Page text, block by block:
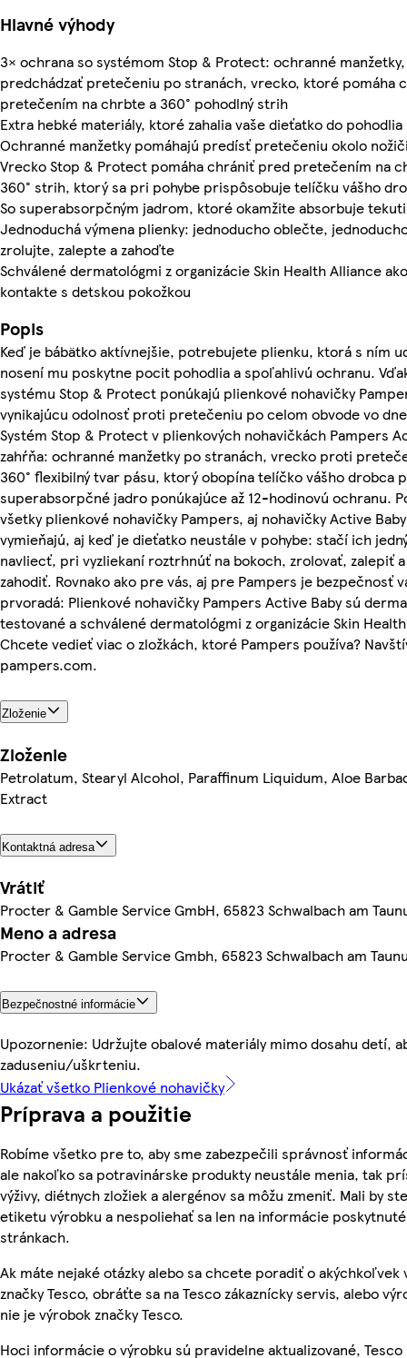
Hlavné výhody
3× ochrana so systémom Stop & Protect: ochranné
predchádzať pretečeniu po stranách, vrecko, ktoré pomáha
pretečením na chrbte a 360° pohodlný strih
Extra hebké materiály, ktoré zahalia vaše dieťatko do pohodlia
Ochranné manžetky pomáhajú predísť pretečeniu okolo
Vrecko Stop & Protect pomáha chrániť pred pretečením na
360° strih, ktorý sa pri pohybe prispôsobuje telíčku vášho
So superabsorpčným jadrom, ktoré okamžite absorbuje
Jednoduchá výmena plienky: jednoducho oblečte,
zrolujte, zalepte a zahoďte
Schválené dermatológmi z organizácie Skin Health Alliance
kontakte s detskou pokožkou
Popis
Keď je bábätko aktívnejšie, potrebujete plienku, ktorá s ním
nosení mu poskytne pocit pohodlia a spoľahlivú ochranu.
systému Stop & Protect ponúkajú plienkové nohavičky
vynikajúcu odolnosť proti pretečeniu po celom obvode vo
Systém Stop & Protect v plienkových nohavičkách Pampers
zahŕňa: ochranné manžetky po stranách, vrecko proti
360° flexibilný tvar pásu, ktorý obopína telíčko vášho drobca
superabsorpčné jadro ponúkajúce až 12-hodinovú ochranu.
všetky plienkové nohavičky Pampers, aj nohavičky Active
vymieňajú, aj keď je dieťatko neustále v pohybe: stačí ich
navliecť, pri vyzliekaní roztrhnúť na bokoch, zrolovať, zalepiť
zahodiť. Rovnako ako pre vás, aj pre Pampers je bezpečnosť
prvoradá: Plienkové nohavičky Pampers Active Baby sú
testované a schválené dermatológmi z organizácie Skin
Chcete vedieť viac o zložkách, ktoré Pampers používa?
pampers.com.
Zloženie
Zloženie
Petrolatum, Stearyl Alcohol, Paraffinum Liquidum, Aloe
Extract
Kontaktná adresa
Vrátiť
Procter & Gamble Service GmbH, 65823 Schwalbach am
Meno a adresa
Procter & Gamble Service Gmbh, 65823 Schwalbach am
Bezpečnostné informácie
Upozornenie: Udržujte obalové materiály mimo dosahu detí,
zaduseniu/uškrteniu.
Ukázať všetko Plienkové nohavičky
Príprava a použitie
Robíme všetko pre to, aby sme zabezpečili správnosť
ale nakoľko sa potravinárske produkty neustále menia, tak
výživy, diétnych zložiek a alergénov sa môžu zmeniť. Mali by
etiketu výrobku a nespoliehať sa len na informácie
stránkach.
Ak máte nejaké otázky alebo sa chcete poradiť o akýchkoľvek
značky Tesco, obráťte sa na Tesco zákaznícky servis, alebo
nie je výrobok značky Tesco.
Hoci informácie o výrobku sú pravidelne aktualizované, Tesco